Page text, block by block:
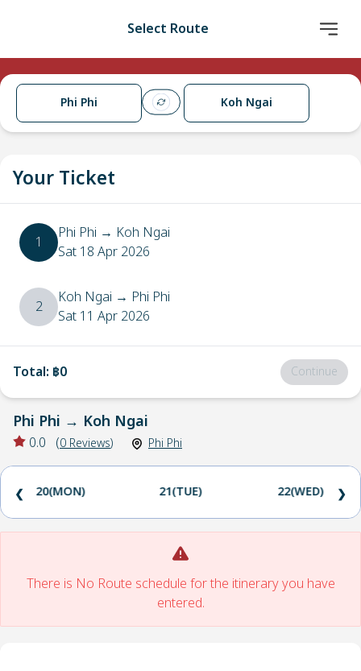
Select Route
Phi Phi Koh Ngai
Your Ticket
1 Phi Phi → Koh Ngai
Sat 18 Apr 2026
2 Koh Ngai → Phi Phi
Sat 11 Apr 2026
Total: ฿0 Continue
Phi Phi → Koh Ngai
0.0 (0 Reviews) Phi Phi
20(MON) 21(TUE) 22(WED)
❮ ❯
There is No Route schedule for the itinerary you have
entered.